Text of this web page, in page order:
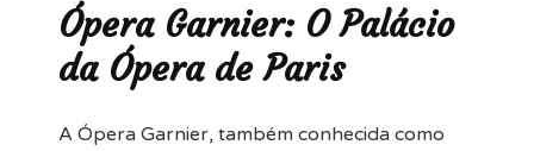
Ópera Garnier: O Palácio
da Ópera de Paris
A Ópera Garnier, também conhecida como